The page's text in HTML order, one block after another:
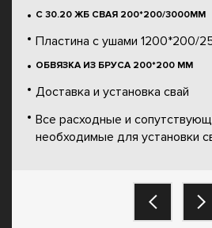
С 30.20 ЖБ СВАЯ 200*200/3000ММ
Пластина с ушами 1200*200/
ОБВЯЗКА ИЗ БРУСА 200*200 ММ
Доставка и установка свай
Все расходные и
необходимые для установки